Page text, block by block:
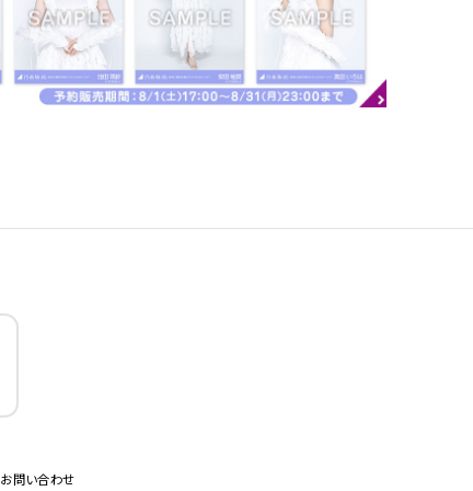
お問い合わせ